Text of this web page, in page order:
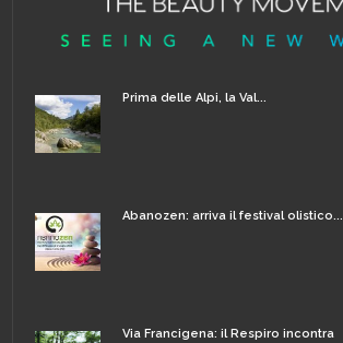
Prima delle Alpi, la Val...
Abanozen: arriva il festival olistico...
Via Francigena: il Respiro incontra